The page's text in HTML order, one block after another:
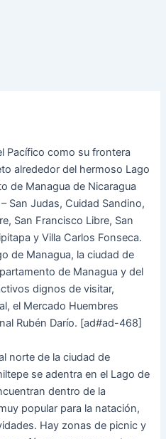
Pacífico como su frontera
alrededor del hermoso Lago
de Managua de Nicaragua
San Judas, Cuidad Sandino,
San Francisco Libre, San
y Villa Carlos Fonseca.
de Managua, la ciudad de
de Managua y del
dignos de visitar,
el Mercado Huembres
Rubén Darío. [ad#ad-468]
norte de la ciudad de
se adentra en el Lago de
dentro de la
popular para la natación,
Hay zonas de picnic y